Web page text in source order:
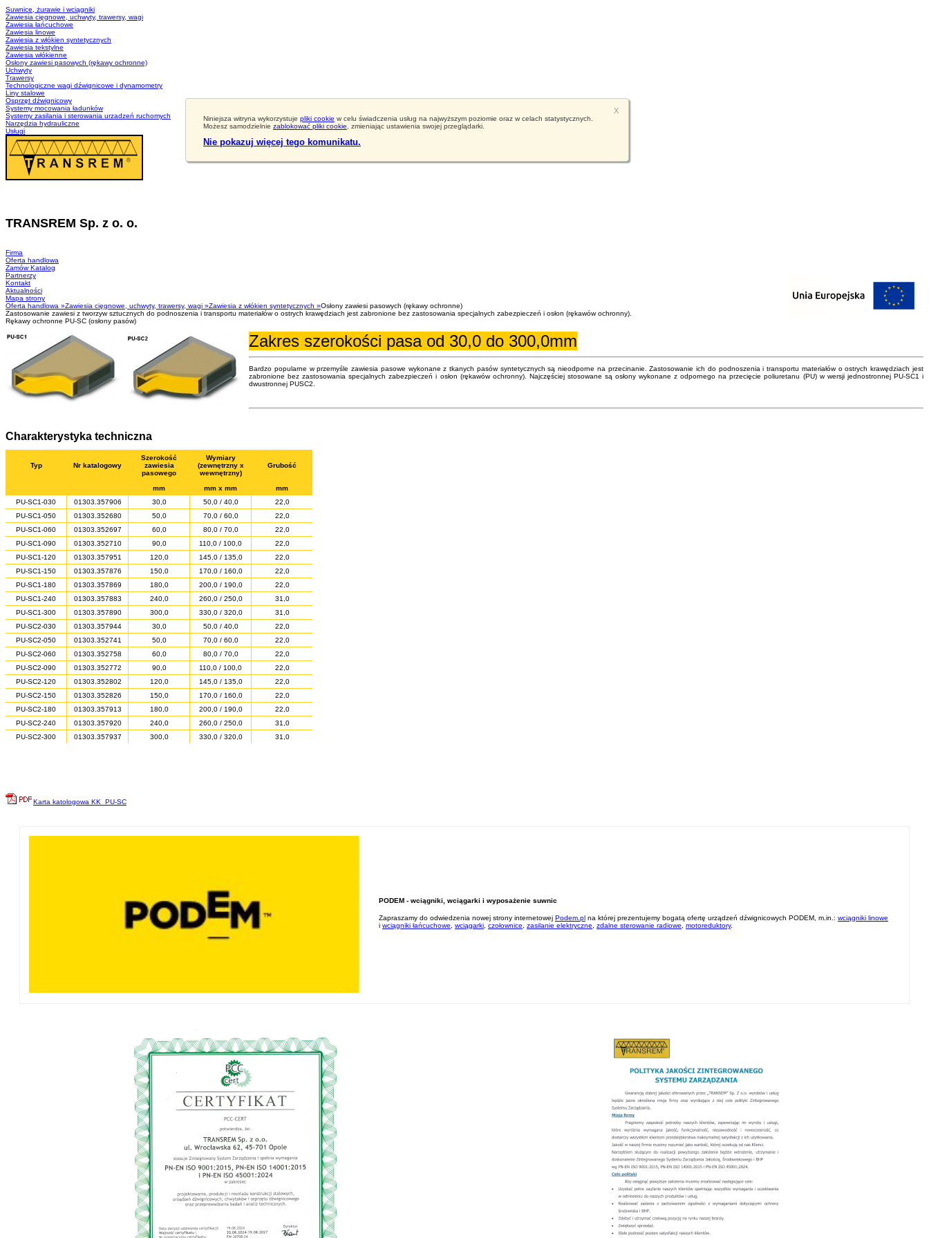
X
Niniejsza witryna wykorzystuje pliki cookie w celu świadczenia usług na najwyższym poziomie oraz w celach statystycznych.
Możesz samodzielnie zablokować pliki cookie, zmieniając ustawienia swojej przeglądarki.
Nie pokazuj więcej tego komunikatu.
Suwnice, żurawie i wciągniki
Zawiesia cięgnowe, uchwyty, trawersy, wagi
Zawiesia łańcuchowe
Zawiesia linowe
Zawiesia z włókien syntetycznych
Zawiesia tekstylne
Zawiesia włókienne
Osłony zawiesi pasowych (rękawy ochronne)
Uchwyty
Trawersy
Technologiczne wagi dźwignicowe i dynamometry
Liny stalowe
Osprzęt dźwignicowy
Systemy mocowania ładunków
Systemy zasilania i sterowania urzadzeń ruchomych
Narzędzia hydrauliczne
Usługi
TRANSREM Sp. z o. o.
Firma
Oferta handlowa
Zamów Katalog
Partnerzy
Kontakt
Aktualności
Mapa strony
Oferta handlowa »Zawiesia cięgnowe, uchwyty, trawersy, wagi »Zawiesia z włókien syntetycznych »Osłony zawiesi pasowych (rękawy ochronne)
Zastosowanie zawiesi z tworzyw sztucznych do podnoszenia i transportu materiałów o ostrych krawędziach jest zabronione bez zastosowania specjalnych zabezpieczeń i osłon (rękawów ochronny).
Rękawy ochronne PU-SC (osłony pasów)
Zakres szerokości pasa od 30,0 do 300,0mm
Bardzo popularne w przemyśle zawiesia pasowe wykonane z tkanych pasów syntetycznych są nieodporne na przecinanie. Zastosowanie ich do podnoszenia i transportu materiałów o ostrych krawędziach jest
zabronione bez zastosowania specjalnych zabezpieczeń i osłon (rękawów ochronny). Najczęściej stosowane są osłony wykonane z odpornego na przecięcie poliuretanu (PU) w wersji jednostronnej PU-SC1 i
dwustronnej PUSC2.
Charakterystyka techniczna
Typ Nr katalogowy
Szerokość
zawiesia
pasowego
Wymiary
(zewnętrzny x
wewnętrzny)
Grubość
mm mm x mm
mm
PU-SC1-030
01303.357906 30,0 50,0 / 40,0
22,0
PU-SC1-050
01303.352680 50,0 70,0 / 60,0
22,0
PU-SC1-060
01303.352697 60,0 80,0 / 70,0
22,0
PU-SC1-090
01303.352710 90,0 110,0 / 100,0
22,0
PU-SC1-120
01303.357951 120,0 145,0 / 135,0
22,0
PU-SC1-150
01303.357876 150,0 170,0 / 160,0
22,0
PU-SC1-180
01303.357869 180,0 200,0 / 190,0
22,0
PU-SC1-240
01303.357883 240,0 260,0 / 250,0
31,0
PU-SC1-300
01303.357890 300,0 330,0 / 320,0
31,0
PU-SC2-030
01303.357944 30,0 50,0 / 40,0
22,0
PU-SC2-050
01303.352741 50,0 70,0 / 60,0
22,0
PU-SC2-060
01303.352758 60,0 80,0 / 70,0
22,0
PU-SC2-090
01303.352772 90,0 110,0 / 100,0
22,0
PU-SC2-120
01303.352802 120,0 145,0 / 135,0
22,0
PU-SC2-150
01303.352826 150,0 170,0 / 160,0
22,0
PU-SC2-180
01303.357913 180,0 200,0 / 190,0
22,0
PU-SC2-240
01303.357920 240,0 260,0 / 250,0
31,0
PU-SC2-300
01303.357937 300,0 330,0 / 320,0 31,0
Karta katologowa KK_PU-SC
PODEM - wciągniki, wciągarki i wyposażenie suwnic
Zapraszamy do odwiedzenia nowej strony internetowej Podem.pl na której prezentujemy bogatą ofertę urządzeń dźwignicowych PODEM, m.in.: wciągniki linowe
i wciągniki łańcuchowe wciągarki czołownice zasilanie elektryczne zdalne sterowanie radiowe motoreduktory.